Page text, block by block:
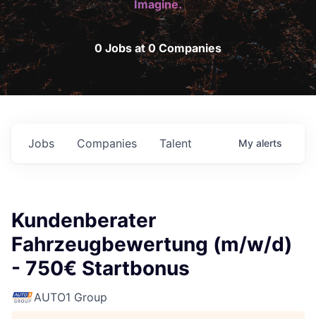
Imagine.
0 Jobs at 0 Companies
Jobs Companies Talent My alerts
Kundenberater
Fahrzeugbewertung (m/w/d)
- 750€ Startbonus
AUTO1 Group